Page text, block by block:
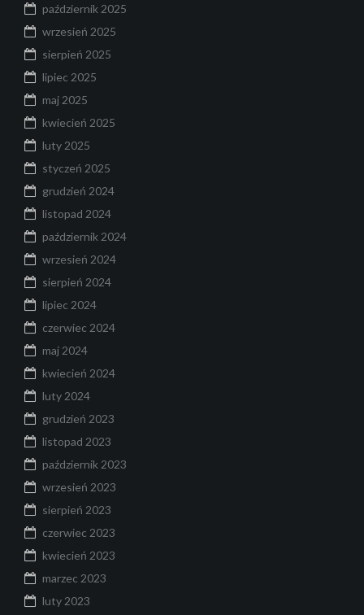
październik 2025
wrzesień 2025
sierpień 2025
lipiec 2025
maj 2025
kwiecień 2025
luty 2025
styczeń 2025
grudzień 2024
listopad 2024
październik 2024
wrzesień 2024
sierpień 2024
lipiec 2024
czerwiec 2024
maj 2024
kwiecień 2024
luty 2024
grudzień 2023
listopad 2023
październik 2023
wrzesień 2023
sierpień 2023
czerwiec 2023
kwiecień 2023
marzec 2023
luty 2023